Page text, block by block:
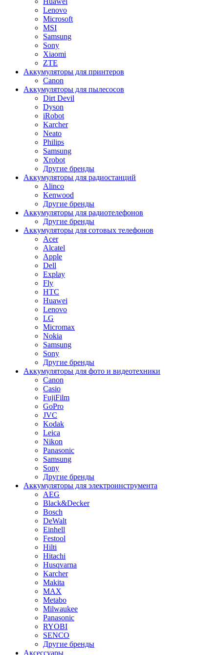
Lenovo
Microsoft
MSI
Samsung
Sony
Xiaomi
ZTE
Аккумуляторы для принтеров
Canon
Аккумуляторы для пылесосов
Dirt Devil
Dyson
iRobot
Karcher
Neato
Philips
Samsung
Xrobot
Другие бренды
Аккумуляторы для радиостанций
Alinco
Kenwood
Другие бренды
Аккумуляторы для радиотелефонов
Другие бренды
Аккумуляторы для сотовых телефонов
Acer
Alcatel
Apple
Dell
Explay
Fly
HTC
Huawei
Lenovo
LG
Micromax
Nokia
Samsung
Sony
Другие бренды
Аккумуляторы для фото и видеотехники
Canon
Casio
FujiFilm
GoPro
JVC
Kodak
Leica
Nikon
Panasonic
Samsung
Sony
Другие бренды
Аккумуляторы для электроинструмента
AEG
Black&Decker
Bosch
DeWalt
Einhell
Festool
Hilti
Hitachi
Husqvarna
Karcher
Makita
MAX
Metabo
Milwaukee
Panasonic
RYOBI
SENCO
Другие бренды
Аксессуары